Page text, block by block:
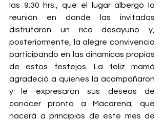
las 9:30 hrs., que el lugar albergó la
reunión en donde las invitadas
disfrutaron un rico desayuno y,
posteriormente, la alegre convivencia
participando en las dinámicas propias
de estos festejos. La feliz mamá
agradeció a quienes la acompañaron
y le expresaron sus deseos de
conocer pronto a Macarena, que
nacerá a principios de este mes de